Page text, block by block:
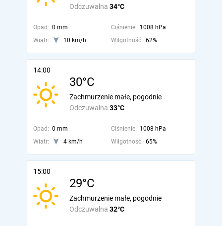
Odczuwalna 34°C
Opad: 0 mm Ciśnienie: 1008 hPa
Wiatr:
10 km/h Wilgotność: 62%
14:00
30°C
Odczuwalna 33°C
Zachmurzenie małe, pogodnie
Opad: 0 mm Ciśnienie: 1008 hPa
Wiatr:
4 km/h Wilgotność: 65%
15:00
29°C
Odczuwalna 32°C
Zachmurzenie małe, pogodnie